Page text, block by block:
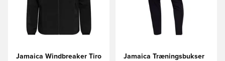
Jamaica Windbreaker Tiro
Jamaica Træningsbukser